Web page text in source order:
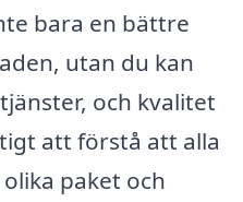
bara en bättre
utan du kan
och kvalitet
att förstå att alla
paket och